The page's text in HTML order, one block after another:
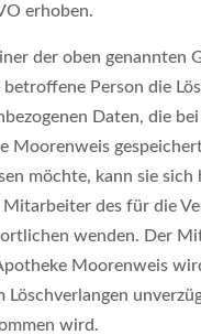
erhoben.
der oben genannten
betroffene Person die
Daten, die
Moorenweis
möchte, kann sie sich
Mitarbeiter des für die
wenden. Der
Moorenweis
Löschverlangen
wird.